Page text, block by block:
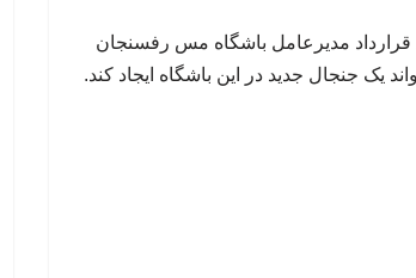
قرارداد مدیرعامل باشگاه مس رفسنجان
یک جنجال جدید در این باشگاه ایجاد کند.